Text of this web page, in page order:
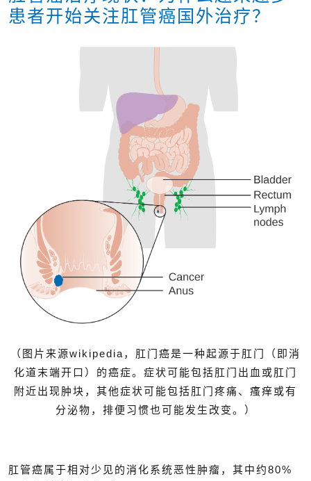
患者开始关注肛管癌国外治疗？
（图片来源wikipedia，肛门癌是一种起源于肛门（即消
化道末端开口）的癌症。症状可能包括肛门出血或肛门
附近出现肿块，其他症状可能包括肛门疼痛、瘙痒或有
分泌物，排便习惯也可能发生改变。）
肛管癌属于相对少见的消化系统恶性肿瘤，其中约80%